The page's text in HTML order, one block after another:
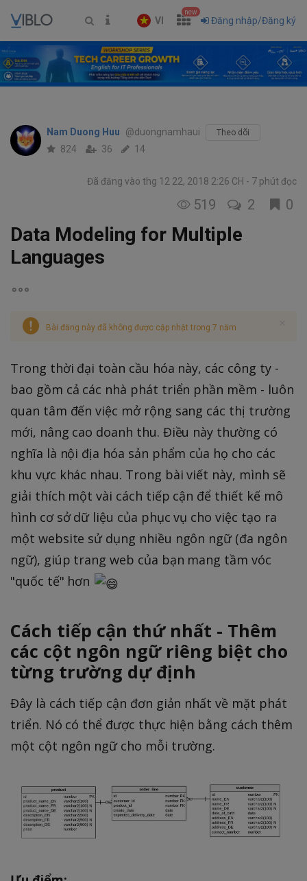
VI
new
Đăng nhập/Đăng ký
Nam Duong Huu @duongnamhaui Theo dõi
824 36 14
Đã đăng vào thg 12 22, 2018 2:26 CH 7 phút đọc
519 2 0
Data Modeling for Multiple
Languages
Bài đăng này đã không được cập nhật trong 7 năm
Trong thời đại toàn cầu hóa này, các công ty -
bao gồm cả các nhà phát triển phần mềm - luôn
quan tâm đến việc mở rộng sang các thị trường
mới, nâng cao doanh thu. Điều này thường có
nghĩa là nội địa hóa sản phẩm của họ cho các
khu vực khác nhau. Trong bài viết này, mình sẽ
giải thích một vài cách tiếp cận để thiết kế mô
hình cơ sở dữ liệu của phục vụ cho việc tạo ra
một website sử dụng nhiều ngôn ngữ (đa ngôn
ngữ), giúp trang web của bạn mang tầm vóc
"quốc tế" hơn
Cách tiếp cận thứ nhất - Thêm
các cột ngôn ngữ riêng biệt cho
từng trường dự định
Đây là cách tiếp cận đơn giản nhất về mặt phát
triển. Nó có thể được thực hiện bằng cách thêm
một cột ngôn ngữ cho mỗi trường.